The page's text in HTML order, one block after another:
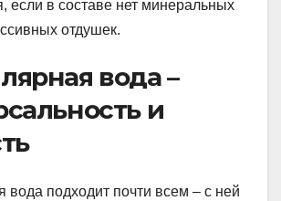
если в составе нет минеральных
отдушек.
вода –
и
вода подходит почти всем – с ней